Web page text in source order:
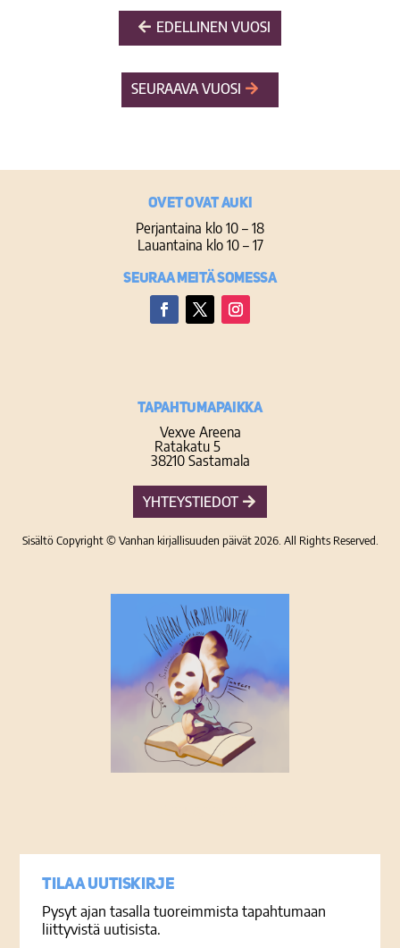
EDELLINEN VUOSI
SEURAAVA VUOSI
Ovet ovat auki
Perjantaina klo 10 – 18
Lauantaina klo 10 – 17
Seuraa meitä somessa
TAPAHTUMAPAIKKA
Vexve Areena
Ratakatu 5
38210 Sastamala
YHTEYSTIEDOT
Sisältö Copyright © Vanhan kirjallisuuden päivät 2026. All Rights Reserved.
Tilaa uutiskirje
Pysyt ajan tasalla tuoreimmista tapahtumaan
liittyvistä uutisista.